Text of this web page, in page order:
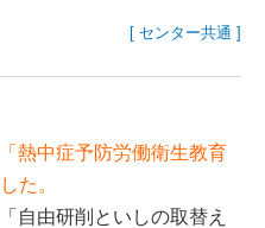
[ センター共通 ]
熱中症予防労働衛生教育
た。
自由研削といしの取替え